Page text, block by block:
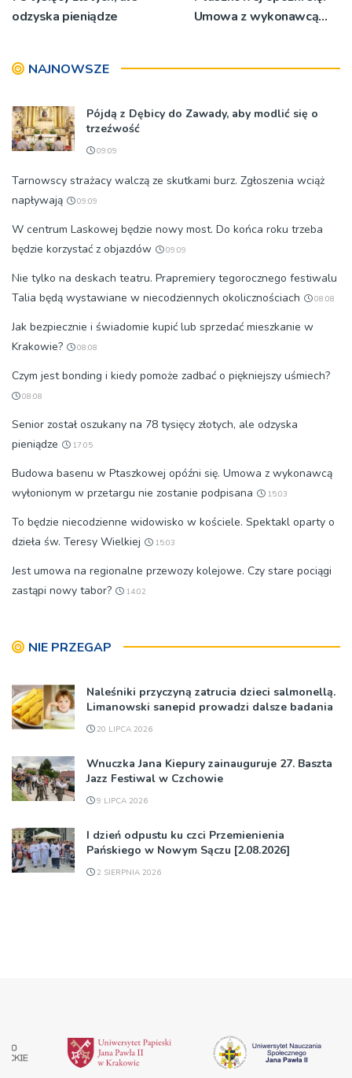
odzyska pieniądze
Umowa z wykonawcą
NAJNOWSZE
Pójdą z Dębicy do Zawady, aby modlić się o
trzeźwość
09:09
Tarnowscy strażacy walczą ze skutkami burz. Zgłoszenia wciąż
napływają
09:09
W centrum Laskowej będzie nowy most. Do końca roku trzeba
będzie korzystać z objazdów
09:09
Nie tylko na deskach teatru. Prapremiery tegorocznego festiwalu
Talia będą wystawiane w niecodziennych okolicznościach
08:08
Jak bezpiecznie i świadomie kupić lub sprzedać mieszkanie w
Krakowie?
08:08
Czym jest bonding i kiedy pomoże zadbać o piękniejszy uśmiech?
08:08
Senior został oszukany na 78 tysięcy złotych, ale odzyska
pieniądze
17:05
Budowa basenu w Ptaszkowej opóźni się. Umowa z wykonawcą
wyłonionym w przetargu nie zostanie podpisana
15:03
To będzie niecodzienne widowisko w kościele. Spektakl oparty o
dzieła św. Teresy Wielkiej
15:03
Jest umowa na regionalne przewozy kolejowe. Czy stare pociągi
zastąpi nowy tabor?
14:02
NIE PRZEGAP
Naleśniki przyczyną zatrucia dzieci salmonellą.
Limanowski sanepid prowadzi dalsze badania
20 LIPCA 2026
Wnuczka Jana Kiepury zainauguruje 27. Baszta
Jazz Festiwal w Czchowie
9 LIPCA 2026
I dzień odpustu ku czci Przemienienia
Pańskiego w Nowym Sączu [2.08.2026]
2 SIERPNIA 2026